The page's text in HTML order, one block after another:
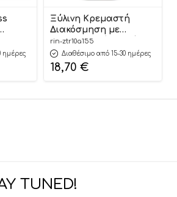
ημέρες
Ξύλινη Κρεμαστή
Διακόσμηση με
Ζωγραφιστό Κυκνάκι |
ΖΤΡ10Α155 Riniotis
rin-ztr10a155
Διαθέσιμο από 15-30 ημέρες
18,70 €
TUNED!